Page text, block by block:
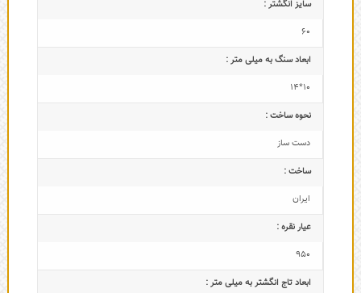
سایز انگشتر :
60
ابعاد سنگ به میلی متر :
10*14
نحوه ساخت :
دست ساز
ساخت :
ایران
عیار نقره :
950
ابعاد تاج‌ انگشتر به میلی متر :